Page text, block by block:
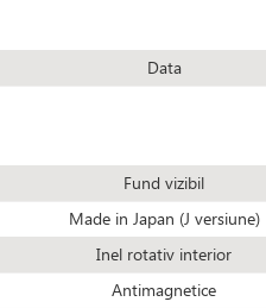
Data
Fund vizibil
Made in Japan (J versiune)
Inel rotativ interior
Antimagnetice